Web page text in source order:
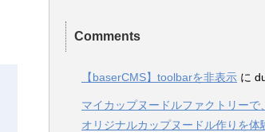
Comments
【baserCMS】toolbarを非表示 に
マイカップヌードルファクトリーで
オリジナルカップヌードル作りを体